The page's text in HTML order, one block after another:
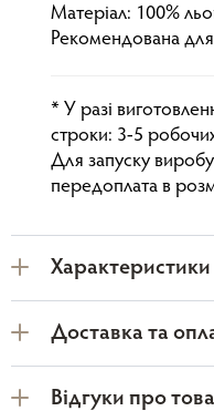
Матеріал: 100%
Рекомендована
* У разі
строки: 3-5
Для запуску
передоплата в
Характеристики
Доставка та
Відгуки про